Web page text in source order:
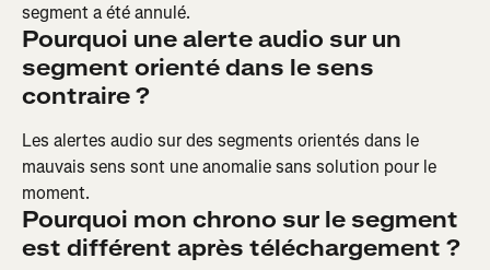
segment a été annulé.
Pourquoi une alerte audio sur un
segment orienté dans le sens
contraire ?
Les alertes audio sur des segments orientés dans le
mauvais sens sont une anomalie sans solution pour le
moment.
Pourquoi mon chrono sur le segment
est différent après téléchargement ?